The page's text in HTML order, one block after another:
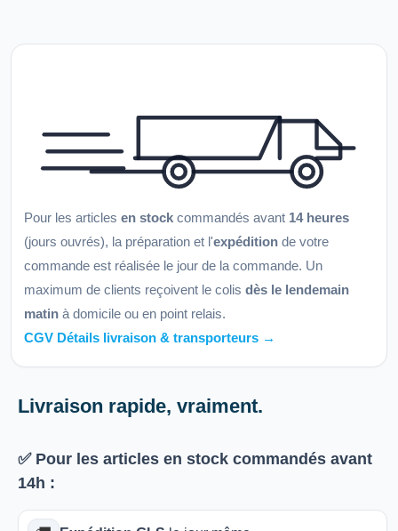
Pour les articles en stock commandés avant 14 heures
(jours ouvrés), la préparation et l'expédition de votre
commande est réalisée le jour de la commande. Un
maximum de clients reçoivent le colis dès le lendemain
matin à domicile ou en point relais.
CGV Détails livraison & transporteurs →
Livraison rapide, vraiment.
✅ Pour les articles en stock commandés avant
14h :